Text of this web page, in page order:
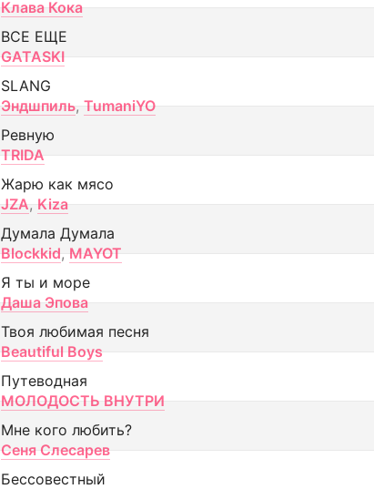
Клава Кока
ВСЕ ЕЩЕ
GATASKI
SLANG
Эндшпиль, TumaniYO
Ревную
TRIDA
Жарю как мясо
JZA, Kiza
Думала Думала
Blockkid, MAYOT
Я ты и море
Даша Эпова
Твоя любимая песня
Beautiful Boys
Путеводная
МОЛОДОСТЬ ВНУТРИ
Мне кого любить?
Сеня Слесарев
Бессовестный